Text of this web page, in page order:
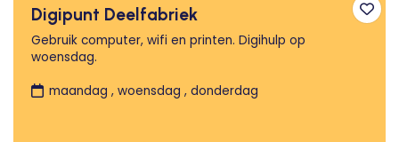
Digipunt Deelfabriek
Gebruik computer, wifi en printen. Digihulp op
woensdag.
maandag , woensdag , donderdag